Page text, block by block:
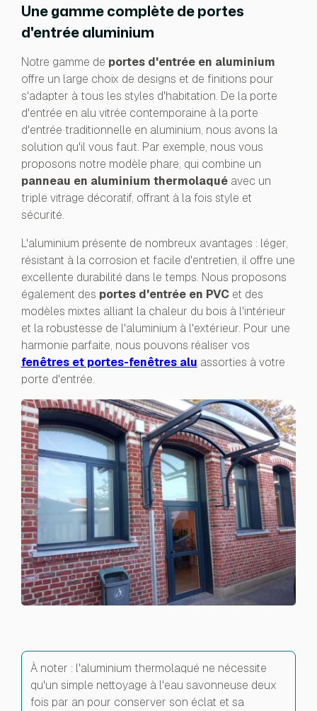
Une gamme complète de portes
d'entrée aluminium
Notre gamme de portes d'entrée en aluminium
offre un large choix de designs et de finitions pour
s'adapter à tous les styles d'habitation. De la porte
d'entrée en alu vitrée contemporaine à la porte
d'entrée traditionnelle en aluminium, nous avons la
solution qu'il vous faut. Par exemple, nous vous
proposons notre modèle phare, qui combine un
panneau en aluminium thermolaquéavec un
triple vitrage décoratif, offrant à la fois style et
sécurité.
L'aluminium présente de nombreux avantages : léger,
résistant à la corrosion et facile d'entretien, il offre une
excellente durabilité dans le temps. Nous proposons
également des portes d'entrée en PVCet des
modèles mixtes alliant la chaleur du bois à l'intérieur
et la robustesse de l'aluminium à l'extérieur. Pour une
harmonie parfaite, nous pouvons réaliser vos
fenêtres et portes-fenêtres alu assorties à votre
porte d'entrée.
À noter : l'aluminium thermolaqué ne nécessite
qu'un simple nettoyage à l'eau savonneuse deux
fois par an pour conserver son éclat et sa